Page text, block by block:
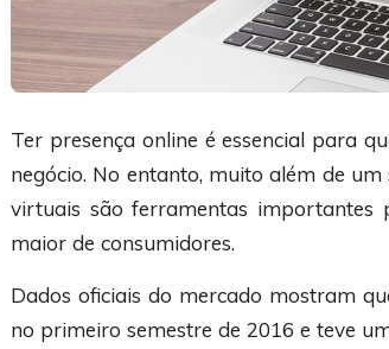
Ter presença online é essencial para
negócio. No entanto, muito além de
virtuais são ferramentas
maior de consumidores.
Dados oficiais do mercado mostram
no primeiro semestre de 2016 e teve